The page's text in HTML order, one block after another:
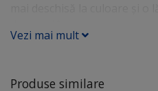
închise la culoare. Cea mai
Vezi mai mult
Produse similare